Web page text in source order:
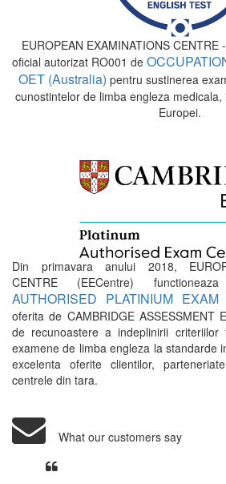
EUROPEAN EXAMINATIONS
oficial autorizat RO001 de
OET (Australia) pentru sustinerea
cunostintelor de limba engleza
Europei.
Din primavara anului 2018,
CENTRE (EECentre)
AUTHORISED PLATINIUM EXAM
oferita de CAMBRIDGE ASSESSMENT
de recunoastere a indeplinirii criteriilor
examene de limba engleza la standarde
excelenta oferite clientilor,
centrele din tara.
What our customers say